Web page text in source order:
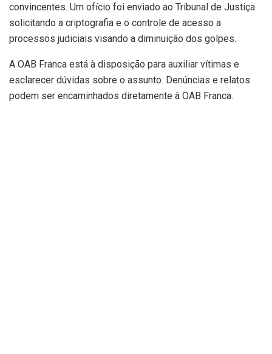
convincentes. Um ofício foi enviado ao Tribunal de Justiça
solicitando a criptografia e o controle de acesso a
processos judiciais visando a diminuição dos golpes.
A OAB Franca está à disposição para auxiliar vítimas e
esclarecer dúvidas sobre o assunto. Denúncias e relatos
podem ser encaminhados diretamente à OAB Franca.